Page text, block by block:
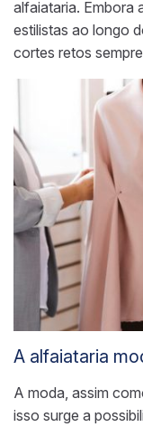
alfaiataria. Embora
estilistas ao longo
cortes retos
A alfaiataria
A moda, assim
isso surge a